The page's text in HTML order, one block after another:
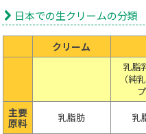
日本での生クリームの分類
クリーム
乳脂
（純
主要
原料
乳脂肪 乳